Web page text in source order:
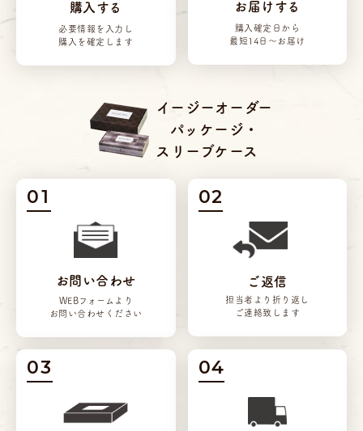
購入する
必要情報を入力し
購入を確定します
お届けする
購入確定日から
最短14日～お届け
イージーオーダー
パッケージ・
スリーブケース
01
お問い合わせ
WEBフォームより
お問い合わせください
02
ご返信
担当者より折り返し
ご連絡致します
03 04